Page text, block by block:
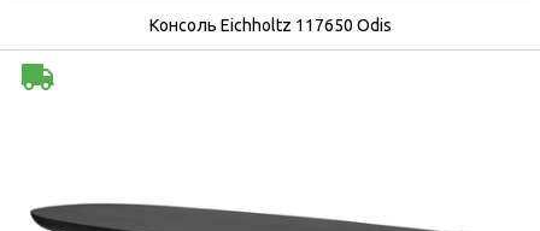
Консоль Eichholtz 117650 Odis